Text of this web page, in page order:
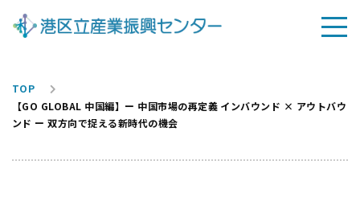
TOP
【GO GLOBAL 中国編】ー 中国市場の再定義 インバウンド × アウトバウ
ンド ー 双方向で捉える新時代の機会